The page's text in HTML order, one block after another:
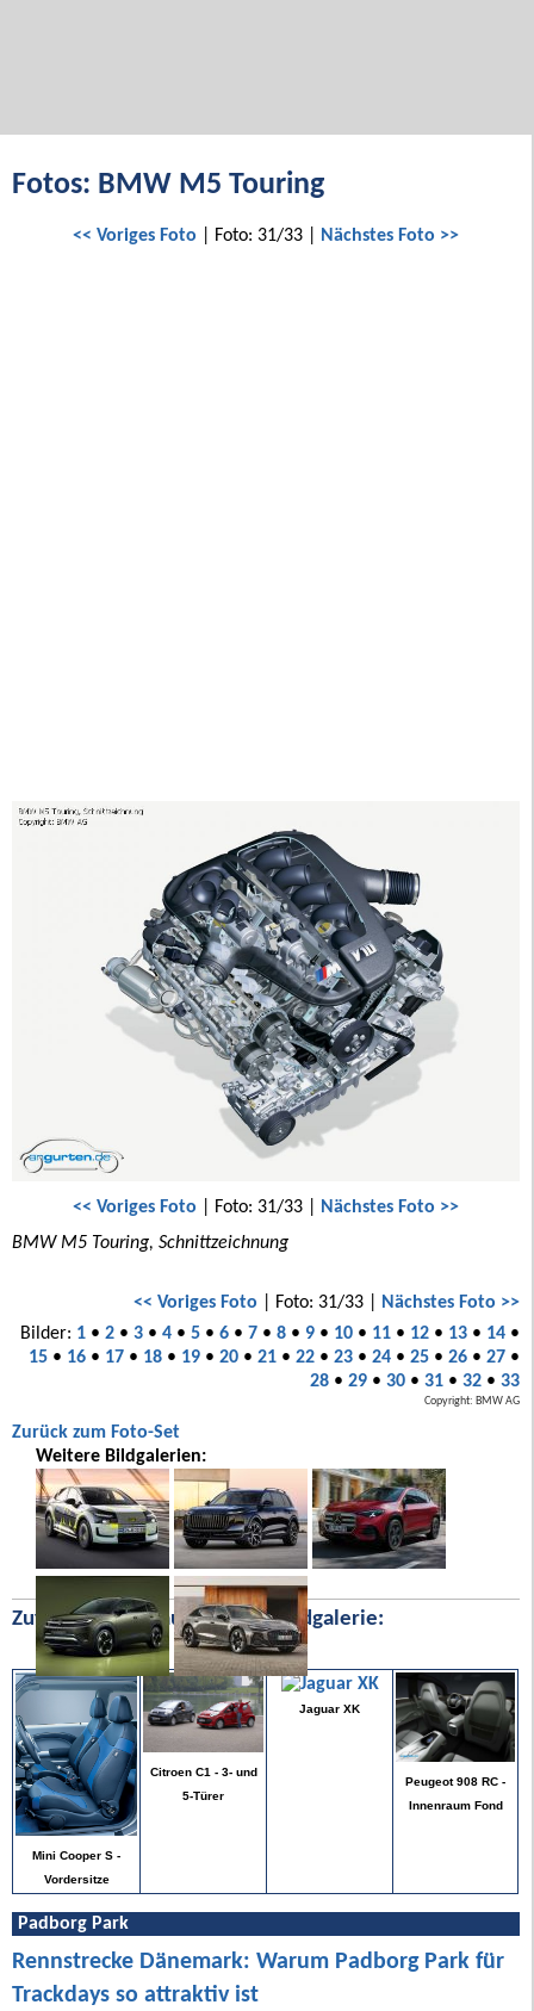
Fotos: BMW M5 Touring
<< Voriges Foto | Foto: 31/33 | Nächstes Foto >>
<< Voriges Foto | Foto: 31/33 | Nächstes Foto >>
BMW M5 Touring, Schnittzeichnung
<< Voriges Foto | Foto: 31/33 | Nächstes Foto >>
Bilder: 1• 2• 3• 4• 5• 6• 7• 8• 9• 10• 11• 12• 13• 14•
15• 16• 17• 18• 19• 20• 21• 22• 23• 24• 25• 26• 27•
28• 29• 30• 31• 32• 33
Copyright: BMW AG
Zurück zum Foto-Set
Weitere Bildgalerien:
Zufällige Bilder aus unserer Bildgalerie:
Mini Cooper S -
Vordersitze
Citroen C1 - 3- und
5-Türer
Jaguar XK
Peugeot 908 RC -
Innenraum Fond
Padborg Park
Rennstrecke Dänemark: Warum Padborg Park für
Trackdays so attraktiv ist